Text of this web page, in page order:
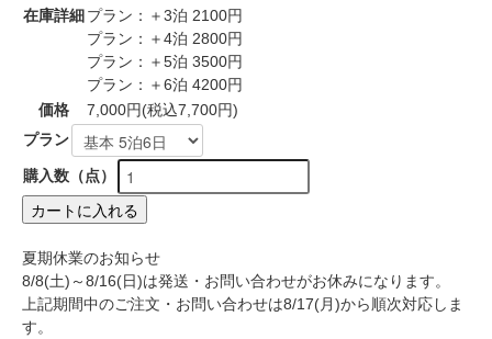
在庫詳細プラン：＋3泊 2100円
プラン：＋4泊 2800円
プラン：＋5泊 3500円
プラン：＋6泊 4200円
価格
7,000円(税込7,700円)
プラン
購入数（点）
カートに入れる
夏期休業のお知らせ
8/8(土)～8/16(日)は発送・お問い合わせがお休みになります。
上記期間中のご注文・お問い合わせは8/17(月)から順次対応しま
す。